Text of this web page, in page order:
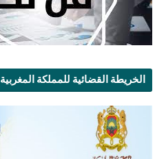
الخريطة القضائية للمملكة المغربية